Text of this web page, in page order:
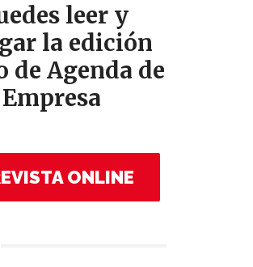
leer y
la edición
de Agenda de
ONLINE